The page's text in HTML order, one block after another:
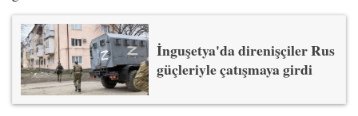
İnguşetya'da direnişçiler Rus
güçleriyle çatışmaya girdi